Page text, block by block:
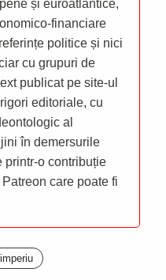
și euroatlantice,
financiare
politice și nici
cu grupuri de
publicat pe site-ul
editoriale, cu
al
în demersurile
printr-o contribuție
care poate fi
imperiu